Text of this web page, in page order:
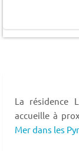
La résidence
accueille à
Mer dans les